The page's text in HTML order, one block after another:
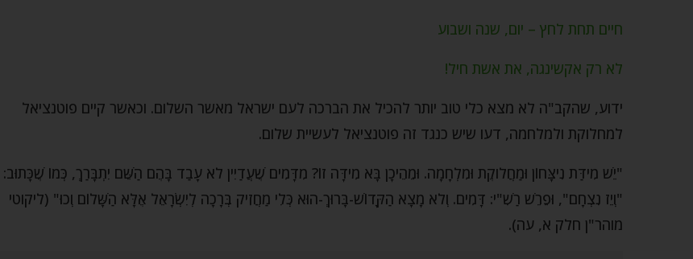
חיים תחת לחץ – יום, שנה ושבוע
לא רק אקשינגה, את אשת חיל!
ידוע, שהקב"ה לא מצא כלי טוב יותר להכיל את הברכה לעם ישראל מאשר השלום. וכאשר קיים פוטנציאל
למחלוקת ולמלחמה, דעו שיש כנגד זה פוטנציאל לעשיית שלום.
"יֵשׁ מִידַּת נִיצָּחוֹן וּמַחֲלֹוקֶת וּמִלְחָמָה. וּמֵהֵיכָן בָּא מִידָּה זוֹ? מִדָּמִים שֶׁעֲדַיִין לֹא עָבַד בָּהֶם הַשֵּׁם יִתְבָּרַךְ, כְּמוֹ שֶׁכָּתוּב:
"וְיֵז נִצְחָם", וּפֵרֵשׁ רַשִׁ"י: דָּמִים. וְלֹא מָצָא הַקָּדוֹשׁ-בָּרוּךְ-הוּא כְּלִי מַחֲזִיק בְּרָכָה לְיִשְׂרָאֵל אֶלָּא הַשָּׁלוֹם וְכוּ" (ליקוטי
מוהר"ן חלק א, עה).